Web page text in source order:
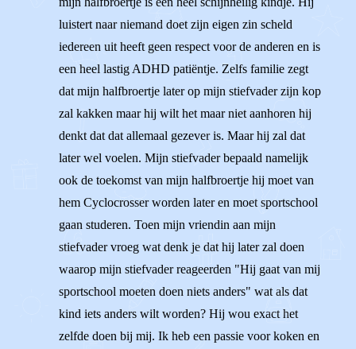
luistert naar niemand doet zijn eigen zin scheld
iedereen uit heeft geen respect voor de anderen en is
een heel lastig ADHD patiëntje. Zelfs familie zegt
dat mijn halfbroertje later op mijn stiefvader zijn kop
zal kakken maar hij wilt het maar niet aanhoren hij
denkt dat dat allemaal gezever is. Maar hij zal dat
later wel voelen. Mijn stiefvader bepaald namelijk
ook de toekomst van mijn halfbroertje hij moet van
hem Cyclocrosser worden later en moet sportschool
gaan studeren. Toen mijn vriendin aan mijn
stiefvader vroeg wat denk je dat hij later zal doen
waarop mijn stiefvader reageerden "Hij gaat van mij
sportschool moeten doen niets anders" wat als dat
kind iets anders wilt worden? Hij wou exact het
zelfde doen bij mij. Ik heb een passie voor koken en